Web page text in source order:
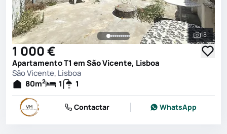
Ver
18
1 000 €
Apartamento T1 em São Vicente, Lisboa
São Vicente, Lisboa
80m2 1 1
Contactar WhatsApp